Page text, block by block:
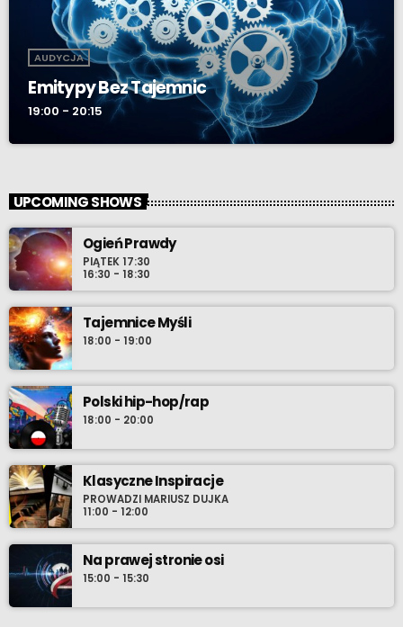
AUDYCJA
Emitypy Bez Tajemnic
19:00 - 20:15
UPCOMING SHOWS
Ogień Prawdy
PIĄTEK 17:30
16:30 - 18:30
Tajemnice Myśli
18:00 - 19:00
Polski hip-hop/rap
18:00 - 20:00
Klasyczne Inspiracje
PROWADZI MARIUSZ DUJKA
11:00 - 12:00
Na prawej stronie osi
15:00 - 15:30